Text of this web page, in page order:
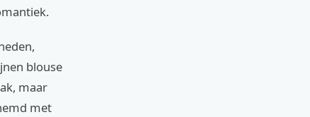
blouse
maar
met